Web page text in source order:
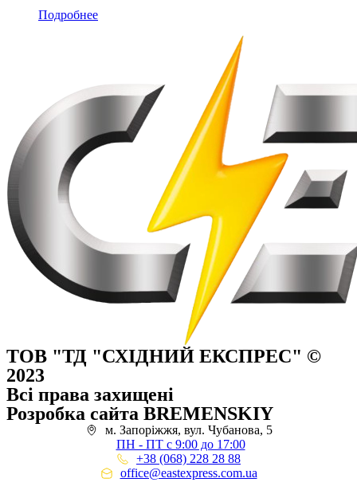
Подробнее
ТОВ "ТД "СХІДНИЙ ЕКСПРЕС" ©
2023
Всі права захищені
Розробка сайта BREMENSKIY
м. Запоріжжя, вул. Чубанова, 5
ПН - ПТ с 9:00 до 17:00
+38 (068) 228 28 88
office@eastexpress.com.ua